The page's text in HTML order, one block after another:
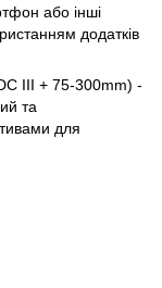
або інші
додатків
III + 75-300mm) -
та
для